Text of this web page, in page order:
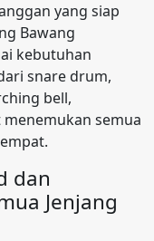
yang siap
Bawang
kebutuhan
snare drum,
bell,
semua
dan
Jenjang